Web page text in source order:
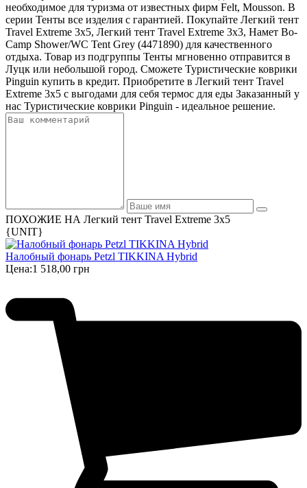
необходимое для туризма от известных фирм Felt, Mousson. В
серии Тенты все изделия с гарантией. Покупайте Легкий тент
Travel Extreme 3х5, Легкий тент Travel Extreme 3х3, Намет Bo-
Camp Shower/WC Tent Grey (4471890) для качественного
отдыха. Товар из подгруппы Тенты мгновенно отправится в
Луцк или небольшой город. Сможете Туристические коврики
Pinguin купить в кредит. Приобретите в Легкий тент Travel
Extreme 3х5 с выгодами для себя термос для еды Заказанный у
нас Туристические коврики Pinguin - идеальное решение.
ПОХОЖИЕ НА Легкий тент Travel Extreme 3х5
{UNIT}
Налобный фонарь Petzl TIKKINA Hybrid
Цена:1 518,00 грн